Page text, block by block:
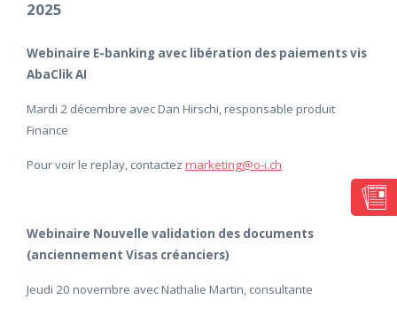
2025
Webinaire E-banking avec libération des paiements vis
AbaClik AI
Mardi 2 décembre avec Dan Hirschi, responsable produit
Finance
Pour voir le replay, contactez marketing@o-i.ch
Webinaire Nouvelle validation des documents
(anciennement Visas créanciers)
Jeudi 20 novembre avec Nathalie Martin, consultante